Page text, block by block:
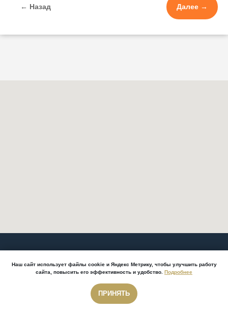
← Назад Далее →
КП "Акация Парк"
г. Сочи, пос. Дагомыс, Сергей-Поле
Звонок бесплатный
Звонок бесплатный
Наш сайт использует файлы cookie и Яндекс Метрику, чтобы улучшить работу
сайта, повысить его эффективность и удобство. Подробнее
ПРИНЯТЬ